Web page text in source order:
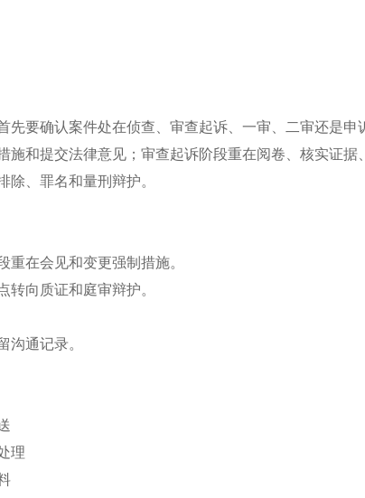
要确认案件处在侦查、审查起诉、一审、二审还是申
和提交法律意见；审查起诉阶段重在阅卷、核实证据
、罪名和量刑辩护。
在会见和变更强制措施。
向质证和庭审辩护。
沟通记录。
理